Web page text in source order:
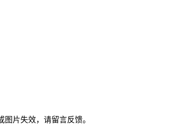
片失效，请留言反馈。